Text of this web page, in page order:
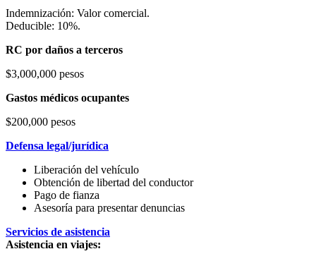
Indemnización: Valor comercial.
Deducible: 10%.
RC por daños a terceros
$3,000,000 pesos
Gastos médicos ocupantes
$200,000 pesos
Defensa legal/jurídica
Liberación del vehículo
Obtención de libertad del conductor
Pago de fianza
Asesoría para presentar denuncias
Servicios de asistencia
Asistencia en viajes: